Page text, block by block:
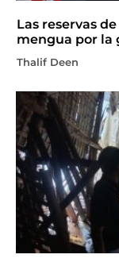
Las reservas
mengua por la
Thalif Deen